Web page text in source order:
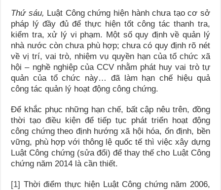
Thứ sáu, Luật Công chứng hiện hành chưa tạo cơ sở
pháp lý đầy đủ để thực hiện tốt công tác thanh tra,
kiểm tra, xử lý vi phạm. Một số quy định về quản lý
nhà nước còn chưa phù hợp; chưa có quy định rõ nét
về vị trí, vai trò, nhiệm vụ quyền hạn của tổ chức xã
hội – nghề nghiệp của CCV nhằm phát huy vai trò tự
quản của tổ chức này… đã làm hạn chế hiệu quả
công tác quản lý hoạt động công chứng.
Để khắc phục những hạn chế, bất cập nêu trên, đồng
thời tạo điều kiện để tiếp tục phát triển hoạt động
công chứng theo định hướng xã hội hóa, ổn định, bền
vững, phù hợp với thông lệ quốc tế thì việc xây dựng
Luật Công chứng (sửa đổi) để thay thế cho Luật Công
chứng năm 2014 là cần thiết.
[1] Thời điểm thực hiện Luật Công chứng năm 2006,